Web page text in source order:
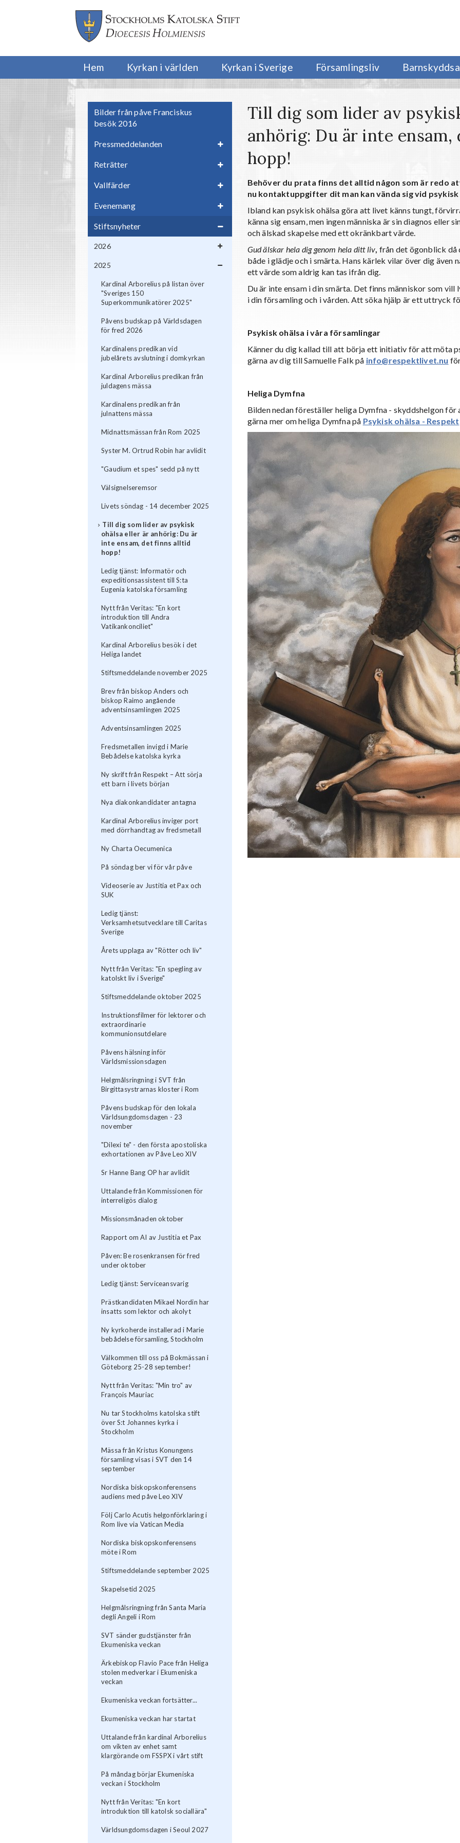
Hem Kyrkan i världen Kyrkan i Sverige Församlingsliv
Bilder från påve Franciskus
besök 2016
Pressmeddelanden
Reträtter
Vallfärder
Evenemang
Stiftsnyheter
2026
2025
Kardinal Arborelius på listan över
"Sveriges 150
Superkommunikatörer 2025"
Påvens budskap på Världsdagen
för fred 2026
Kardinalens predikan vid
jubelårets avslutning i domkyrkan
Kardinal Arborelius predikan från
juldagens mässa
Kardinalens predikan från
julnattens mässa
Midnattsmässan från Rom 2025
Syster M. Ortrud Robin har avlidit
"Gaudium et spes" sedd på nytt
Välsignelseremsor
Livets söndag - 14 december 2025
Till dig som lider av psykisk
ohälsa eller är anhörig: Du är
inte ensam, det finns alltid
hopp!
Ledig tjänst: Informatör och
expeditionsassistent till S:ta
Eugenia katolska församling
Nytt från Veritas: "En kort
introduktion till Andra
Vatikankonciliet"
Kardinal Arborelius besök i det
Heliga landet
Stiftsmeddelande november 2025
Brev från biskop Anders och
biskop Raimo angående
adventsinsamlingen 2025
Adventsinsamlingen 2025
Fredsmetallen invigd i Marie
Bebådelse katolska kyrka
Ny skrift från Respekt – Att sörja
ett barn i livets början
Nya diakonkandidater antagna
Kardinal Arborelius inviger port
med dörrhandtag av fredsmetall
Ny Charta Oecumenica
På söndag ber vi för vår påve
Videoserie av Justitia et Pax och
SUK
Ledig tjänst:
Verksamhetsutvecklare till Caritas
Sverige
Årets upplaga av "Rötter och liv"
Nytt från Veritas: "En spegling av
katolskt liv i Sverige"
Stiftsmeddelande oktober 2025
Instruktionsfilmer för lektorer och
extraordinarie
kommunionsutdelare
Påvens hälsning inför
Världsmissionsdagen
Helgmålsringning i SVT från
Birgittasystrarnas kloster i Rom
Påvens budskap för den lokala
Världsungdomsdagen - 23
november
"Dilexi te" - den första apostoliska
exhortationen av Påve Leo XIV
Sr Hanne Bang OP har avlidit
Uttalande från Kommissionen för
interreligös dialog
Missionsmånaden oktober
Rapport om AI av Justitia et Pax
Påven: Be rosenkransen för fred
under oktober
Ledig tjänst: Serviceansvarig
Prästkandidaten Mikael Nordin har
insatts som lektor och akolyt
Ny kyrkoherde installerad i Marie
bebådelse församling, Stockholm
Välkommen till oss på Bokmässan i
Göteborg 25-28 september!
Nytt från Veritas: "Min tro" av
François Mauriac
Nu tar Stockholms katolska stift
över S:t Johannes kyrka i
Stockholm
Mässa från Kristus Konungens
församling visas i SVT den 14
september
Nordiska biskopskonferensens
audiens med påve Leo XIV
Följ Carlo Acutis helgonförklaring i
Rom live via Vatican Media
Nordiska biskopskonferensens
möte i Rom
Stiftsmeddelande september 2025
Skapelsetid 2025
Helgmålsringning från Santa Maria
degli Angeli i Rom
SVT sänder gudstjänster från
Ekumeniska veckan
Ärkebiskop Flavio Pace från Heliga
stolen medverkar i Ekumeniska
veckan
Ekumeniska veckan fortsätter...
Ekumeniska veckan har startat
Uttalande från kardinal Arborelius
om vikten av enhet samt
klargörande om FSSPX i vårt stift
På måndag börjar Ekumeniska
veckan i Stockholm
Nytt från Veritas: "En kort
introduktion till katolsk sociallära"
Världsungdomsdagen i Seoul 2027
Till dig som lider av
anhörig: Du är inte
hopp!
Behöver du prata finns det alltid någon som är redo
nu kontaktuppgifter dit man kan vända sig vid psykisk
Ibland kan psykisk ohälsa göra att livet känns tungt,
känna sig ensam, men ingen människa är sin diagnos eller
och älskad skapelse med ett okränkbart värde.
Gud älskar hela dig genom hela ditt liv, från det ögonblick då
både i glädje och i smärta. Hans kärlek vilar över dig även
ett värde som aldrig kan tas ifrån dig.
Du är inte ensam i din smärta. Det finns människor som
i din församling och i vården. Att söka hjälp är ett uttryck
Psykisk ohälsa i våra församlingar
Känner du dig kallad till att börja ett initiativ för att möta
gärna av dig till Samuelle Falk på info@respektlivet.nu
Heliga Dymfna
Bilden nedan föreställer heliga Dymfna - skyddshelgon för
gärna mer om heliga Dymfna på Psykisk ohälsa - Respekt